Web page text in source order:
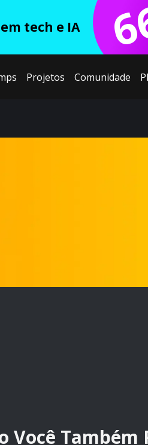
tech e IA
Projetos Comunidade
Você Também